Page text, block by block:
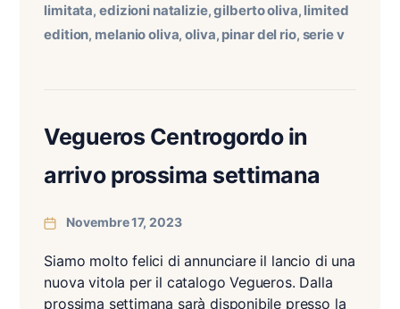
limitata,edizioni natalizie,gilberto oliva, limited
edition, melanio oliva,oliva, pinar del rio, serie v
Vegueros Centrogordo in
arrivo prossima settimana
Novembre 17, 2023
Siamo molto felici di annunciare il lancio di una
nuova vitola per il catalogo Vegueros. Dalla
prossima settimana sarà disponibile presso la